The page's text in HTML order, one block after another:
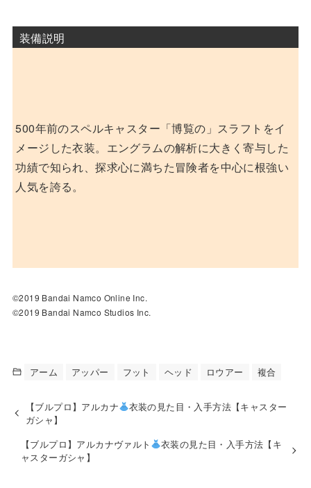
装備説明
500年前のスペルキャスター「博覧の」スラフトをイ
メージした衣装。エングラムの解析に大きく寄与した
功績で知られ、探求心に満ちた冒険者を中心に根強い
人気を誇る。
©2019 Bandai Namco Online Inc.
©2019 Bandai Namco Studios Inc.
アーム アッパー フット ヘッド ロウアー 複合
【ブルプロ】アルカナ
衣装の見た目・入手方法【キャスター
ガシャ】
【ブルプロ】アルカナヴァルト
衣装の見た目・入手方法【キ
ャスターガシャ】